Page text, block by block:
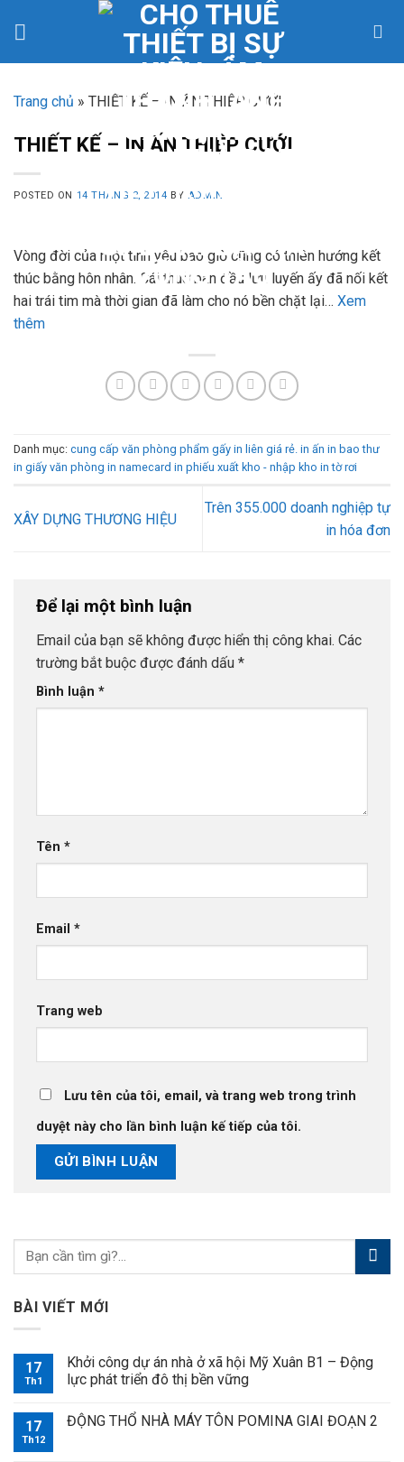
Trang chủ » THIẾT KẾ – IN ẤN THIỆP CƯỚI
THIẾT KẾ – IN ẤN THIỆP CƯỚI
POSTED ON 14 THÁNG 2, 2014 BY ADMIN
Vòng đời của một tình yêu bao giờ cũng có thiên hướng kết
thúc bằng hôn nhân. Cái thuở ban đầu lưu luyến ấy đã nối kết
hai trái tim mà thời gian đã làm cho nó bền chặt lại… Xem
thêm
Danh mục: cung cấp văn phòng phẩm gấy in liên giá rẻ. in ấn in bao thư
in giấy văn phòng in namecard in phiếu xuất kho - nhập kho in tờ rơi
XÂY DỰNG THƯƠNG HIỆU
Trên 355.000 doanh nghiệp tự
in hóa đơn
Để lại một bình luận
Email của bạn sẽ không được hiển thị công khai. Các
trường bắt buộc được đánh dấu *
Bình luận *
Tên *
Email *
Trang web
Lưu tên của tôi, email, và trang web trong trình
duyệt này cho lần bình luận kế tiếp của tôi.
BÀI VIẾT MỚI
17
Th1
Khởi công dự án nhà ở xã hội Mỹ Xuân B1 – Động
lực phát triển đô thị bền vững
17
Th12
ĐỘNG THỔ NHÀ MÁY TÔN POMINA GIAI ĐOẠN 2